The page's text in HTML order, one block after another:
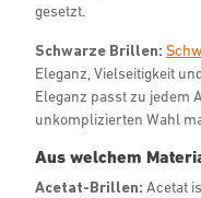
gesetzt.
Schwarze Brillen:
Eleganz, Vielseitigkeit
Eleganz passt zu jedem
unkomplizierten Wahl
Aus welchem
Acetat-Brillen: Acetat